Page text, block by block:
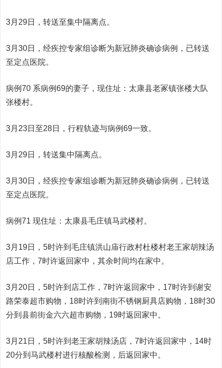
3月29日，转送至集中隔离点。
3月30日，经疾控专家组诊断为新冠肺炎确诊病例，已转送
至定点医院。
病例70 系病例69的妻子，现住址：太康县老冢镇张楼大队
张楼村。
3月23日至28日，行程轨迹与病例69一致。
3月29日，转送集中隔离点。
3月30日，经疾控专家组诊断为新冠肺炎确诊病例，已转送
至定点医院。
病例71 现住址：太康县毛庄镇马武楼村。
3月19日，5时许到毛庄镇洪山庙行政村杜楼村老王家胡辣汤
店工作，7时许返回家中，其余时间均在家中。
3月20日，5时许到店工作，7时许返回家中，17时许到谢安
路荣泰超市购物，18时许到南街不锈钢厨具店购物，18时30
分到县前街金六六超市购物，19时返回家中。
3月21日，5时许到老王家胡辣汤店，7时许返回家中，14时
20分到马武楼村进行核酸检测，后返回家中。